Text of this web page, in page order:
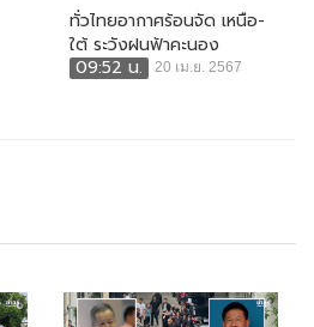
ทั่วไทยอากาศร้อนจัด เหนือ-
ใต้ ระวังฝนฟ้าคะนอง
09:52 น.
20 เม.ย. 2567